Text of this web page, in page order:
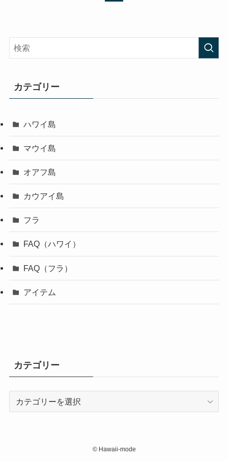
カテゴリー
ハワイ島
マウイ島
オアフ島
カウアイ島
フラ
FAQ（ハワイ）
FAQ（フラ）
アイテム
カテゴリー
©Hawaii-mode